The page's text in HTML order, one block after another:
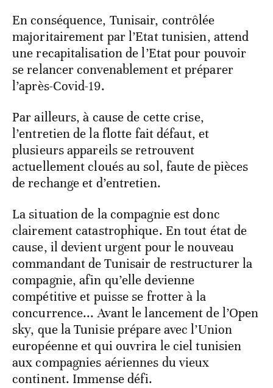
En conséquence, Tunisair, contrôlée
majoritairement par l’Etat tunisien, attend
une recapitalisation de l’Etat pour pouvoir
se relancer convenablement et préparer
l’après-Covid-19.
Par ailleurs, à cause de cette crise,
l’entretien de la flotte fait défaut, et
plusieurs appareils se retrouvent
actuellement cloués au sol, faute de pièces
de rechange et d’entretien.
La situation de la compagnie est donc
clairement catastrophique. En tout état de
cause, il devient urgent pour le nouveau
commandant de Tunisair de restructurer la
compagnie, afin qu’elle devienne
compétitive et puisse se frotter à la
concurrence... Avant le lancement de l’Open
sky, que la Tunisie prépare avec l’Union
européenne et qui ouvrira le ciel tunisien
aux compagnies aériennes du vieux
continent. Immense défi.